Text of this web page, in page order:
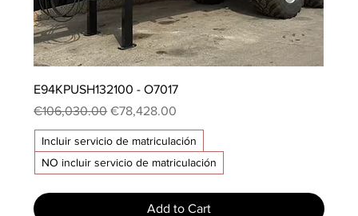
E94KPUSH132100 - O7017
Regular Price
€106,030.00 Sale Price
€78,428.00
Incluir servicio de matriculación
NO incluir servicio de matriculación
Add to Cart